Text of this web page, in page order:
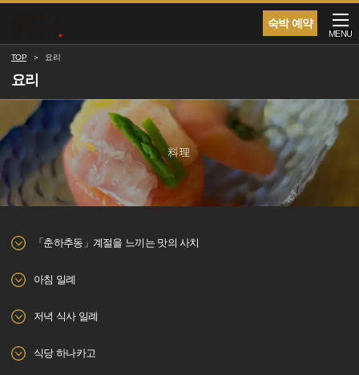
숙박 예약
MENU
TOP 요리
요리
「춘하추동」계절을 느끼는 맛의 사치
아침 일례
저녁 식사 일례
식당 하나카고